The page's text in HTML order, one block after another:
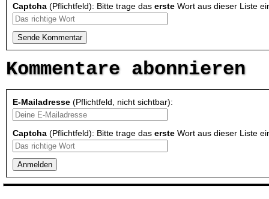
Captcha (Pflichtfeld): Bitte trage das erste Wort aus dieser Liste
Kommentare abonnieren
E-Mailadresse (Pflichtfeld, nicht sichtbar):
Captcha (Pflichtfeld): Bitte trage das erste Wort aus dieser Liste